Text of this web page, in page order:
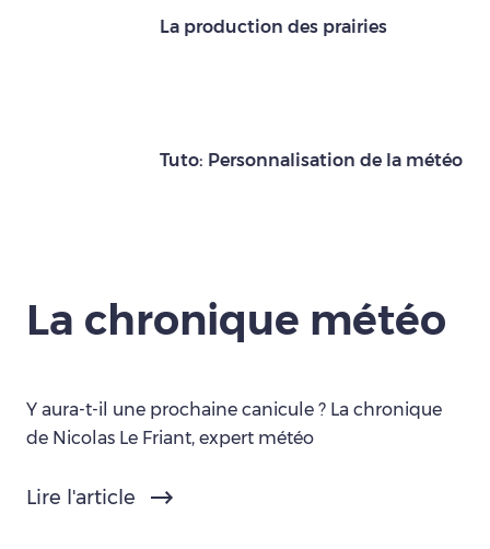
La production des prairies
Tuto: Personnalisation de la météo
La chronique météo
Y aura-t-il une prochaine canicule ? La chronique
de Nicolas Le Friant, expert météo
Lire l'article